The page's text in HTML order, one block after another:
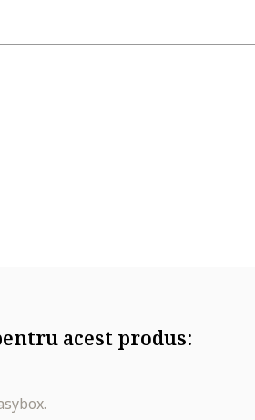
acest produs: